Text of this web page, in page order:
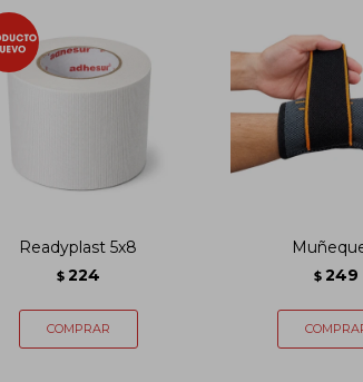
Readyplast 5x8
$ 224 $ 249